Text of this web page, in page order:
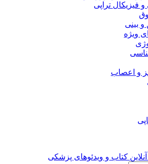
و فیزیکال تراپی
بینی
ویژه
و اعصاب